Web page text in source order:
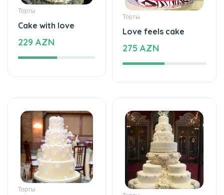
Cake with love
229 AZN
Love feels cake
275 AZN
Торты
The world of mixed
Торты
An unforgettable